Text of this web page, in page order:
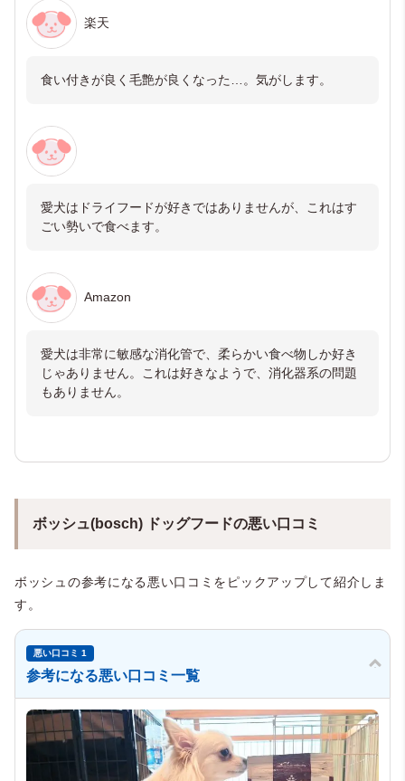
楽天
食い付きが良く毛艶が良くなった…。気がします。
愛犬はドライフードが好きではありませんが、これはす
ごい勢いで食べます。
Amazon
愛犬は非常に敏感な消化管で、柔らかい食べ物しか好き
じゃありません。これは好きなようで、消化器系の問題
もありません。
ボッシュ(bosch) ドッグフードの悪い口コミ
ボッシュの参考になる悪い口コミをピックアップして紹介しま
す。
悪い口コミ 1
参考になる悪い口コミ一覧